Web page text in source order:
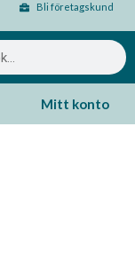
Bli företagskund
Mitt konto